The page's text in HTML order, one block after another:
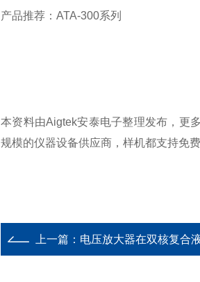
产品推荐：ATA-300系列
本资料由Aigtek安泰电子整理发布，更
规模的仪器设备供应商，样机都支持免费
上一篇： 电压放大器在双核复合